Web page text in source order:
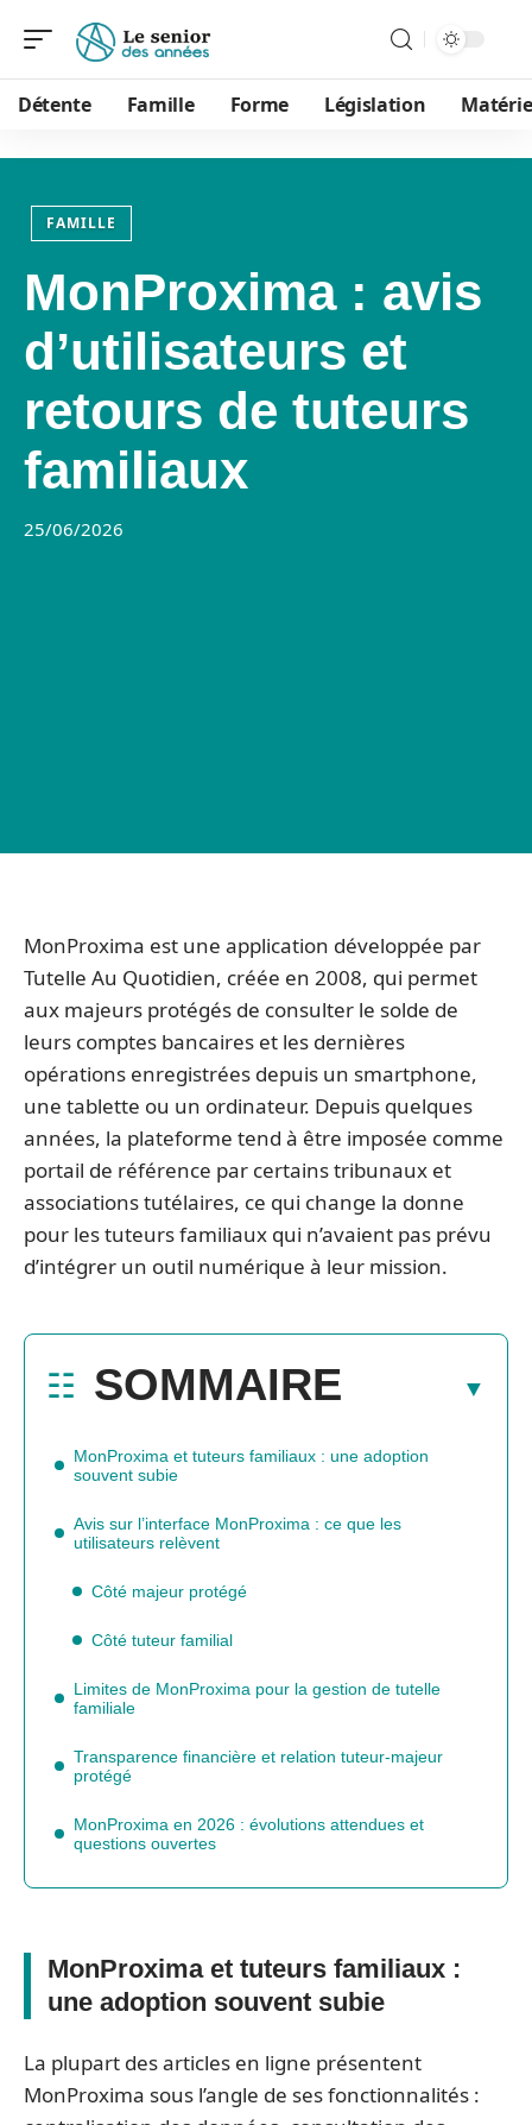
Détente Famille Forme Législation
FAMILLE
MonProxima : avis
d’utilisateurs et
retours de tuteurs
familiaux
25/06/2026
MonProxima est une application développée par
Tutelle Au Quotidien, créée en 2008, qui permet
aux majeurs protégés de consulter le solde de
leurs comptes bancaires et les dernières
opérations enregistrées depuis un smartphone,
une tablette ou un ordinateur. Depuis quelques
années, la plateforme tend à être imposée comme
portail de référence par certains tribunaux et
associations tutélaires, ce qui change la donne
pour les tuteurs familiaux qui n’avaient pas prévu
d’intégrer un outil numérique à leur mission.
SOMMAIRE
MonProxima et tuteurs familiaux : une adoption
souvent subie
Avis sur l’interface MonProxima : ce que les
utilisateurs relèvent
Côté majeur protégé
Côté tuteur familial
Limites de MonProxima pour la gestion de tutelle
familiale
Transparence financière et relation tuteur-majeur
protégé
MonProxima en 2026 : évolutions attendues et
questions ouvertes
MonProxima et tuteurs familiaux :
une adoption souvent subie
La plupart des articles en ligne présentent
MonProxima sous l’angle de ses fonctionnalités :